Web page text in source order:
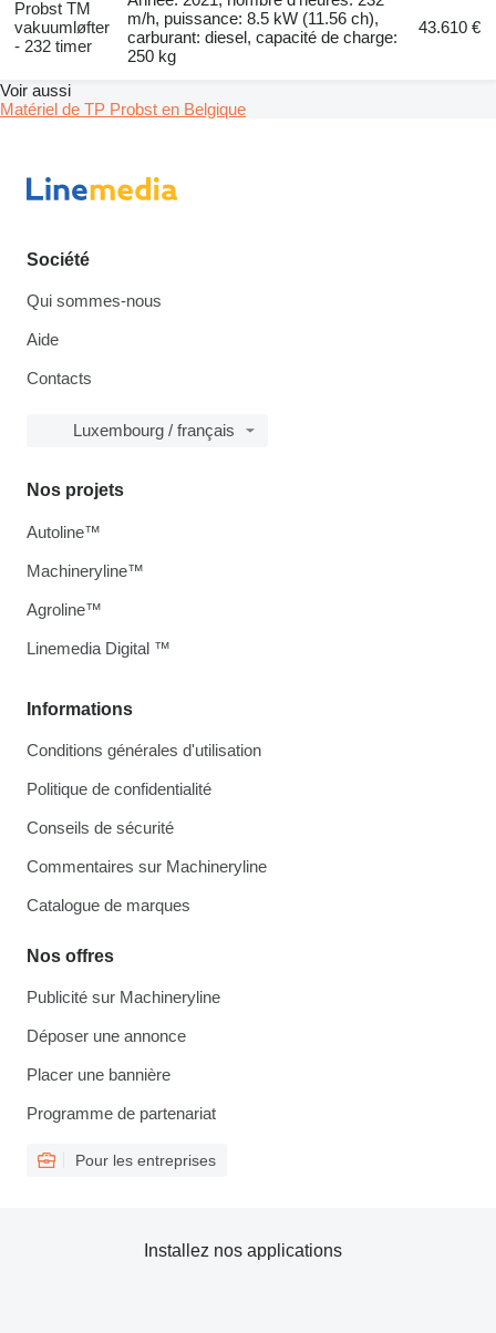
Probst TM
vakuumløfter
- 232 timer
m/h, puissance: 8.5 kW (11.56 ch),
carburant: diesel, capacité de charge:
250 kg
43.610 €
Voir aussi
Matériel de TP Probst en Belgique
Société
Qui sommes-nous
Aide
Contacts
Luxembourg / français
Informations
Conditions générales d'utilisation
Politique de confidentialité
Conseils de sécurité
Commentaires sur Machineryline
Catalogue de marques
Nos offres
Publicité sur Machineryline
Déposer une annonce
Placer une bannière
Programme de partenariat
Pour les entreprises
Nos projets
Autoline™
Machineryline™
Agroline™
Linemedia Digital ™
Installez nos applications